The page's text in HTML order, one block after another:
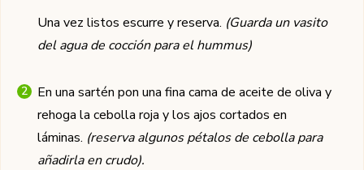
Una vez listos escurre y reserva. (Guarda un vasito
del agua de cocción para el hummus)
En una sartén pon una fina cama de aceite de oliva y
rehoga la cebolla roja y los ajos cortados en
láminas. (reserva algunos pétalos de cebolla para
añadirla en crudo).